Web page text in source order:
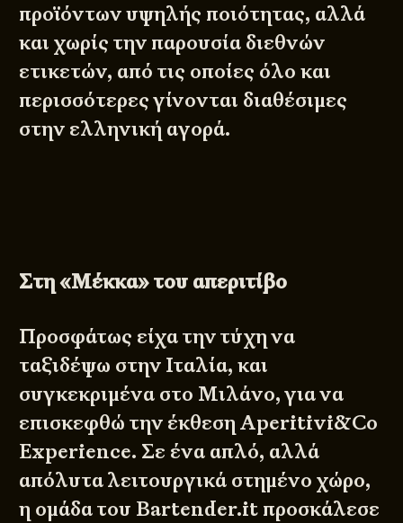
προϊόντων υψηλής ποιότητας, αλλά
και χωρίς την παρουσία διεθνών
ετικετών, από τις οποίες όλο και
περισσότερες γίνονται διαθέσιμες
στην ελληνική αγορά.
Στη «Μέκκα» του απεριτίβο
Προσφάτως είχα την τύχη να
ταξιδέψω στην Ιταλία, και
συγκεκριμένα στο Μιλάνο, για να
επισκεφθώ την έκθεση Aperitivi&Co
Experience. Σε ένα απλό, αλλά
απόλυτα λειτουργικά στημένο χώρο,
η ομάδα του Bartender.it προσκάλεσε